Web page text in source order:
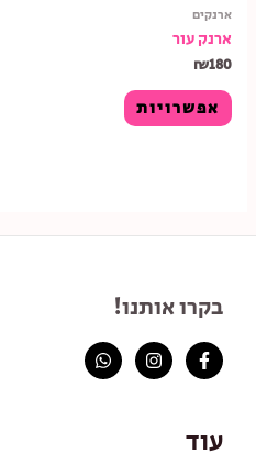
ארנקים
ארנק עור
₪180
אפשרויות
בקרו אותנו!
עוד